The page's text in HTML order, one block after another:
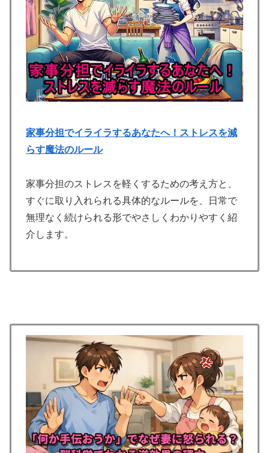
家事分担でイライラするあなたへ！ストレスを減
らす魔法のルール
家事分担のストレスを軽くするための考え方と、
すぐに取り入れられる具体的なルールを、日常で
無理なく続けられる形でやさしくわかりやすく紹
介します。